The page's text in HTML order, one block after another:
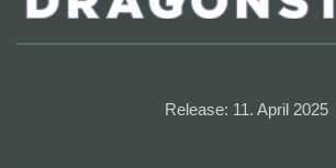
Release: 11. April 2025